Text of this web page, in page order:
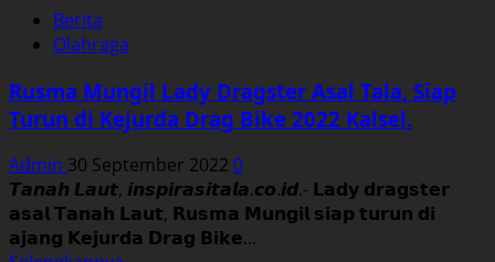
Berita
Olahraga
Rusma Mungil Lady Dragster Asal Tala, Siap
Turun di Kejurda Drag Bike 2022 Kalsel.
Admin 30 September 2022 0
𝙏𝙖𝙣𝙖𝙝 𝙇𝙖𝙪𝙩, 𝙞𝙣𝙨𝙥𝙞𝙧𝙖𝙨𝙞𝙩𝙖𝙡𝙖.𝙘𝙤.𝙞𝙙.- 𝗟𝗮𝗱𝘆 𝗱𝗿𝗮𝗴𝘀𝘁𝗲𝗿
𝗮𝘀𝗮𝗹 𝗧𝗮𝗻𝗮𝗵 𝗟𝗮𝘂𝘁, 𝗥𝘂𝘀𝗺𝗮 𝗠𝘂𝗻𝗴𝗶𝗹 𝘀𝗶𝗮𝗽 𝘁𝘂𝗿𝘂𝗻 𝗱𝗶
𝗮𝗷𝗮𝗻𝗴 𝗞𝗲𝗷𝘂𝗿𝗱𝗮 𝗗𝗿𝗮𝗴 𝗕𝗶𝗸𝗲...